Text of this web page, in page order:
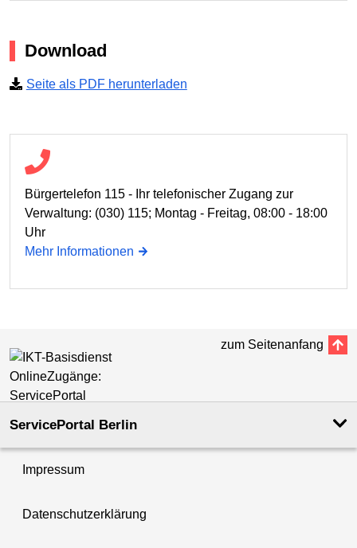
Download
Seite als PDF herunterladen
Bürgertelefon 115 - Ihr telefonischer Zugang zur
Verwaltung: (030) 115; Montag - Freitag, 08:00 - 18:00
Uhr
Mehr Informationen
zum Seitenanfang
ServicePortal Berlin
Impressum
Datenschutzerklärung